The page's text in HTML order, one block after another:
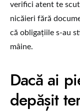
verifici atent te
nicăieri fără
că obligațiile s-au
mâine.
Dacă ai
depășit